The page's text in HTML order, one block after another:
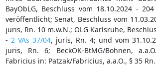
BayObLG, Beschluss vom 18.10.2024 -
veröffentlicht; Senat, Beschluss vom
juris, Rn. 10 m.w.N.; OLG Karlsruhe,
- 2 VAs 37/04, juris, Rn. 4; und vom
juris, Rn. 6; BeckOK-BtMG/Bohnen,
Fabricius in: Patzak/Fabricius, a.a.O., § 35